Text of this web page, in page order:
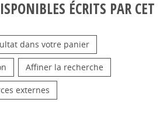
ÉCRITS PAR CET
dans votre panier
Affiner la recherche
externes